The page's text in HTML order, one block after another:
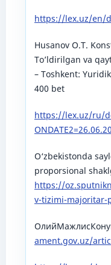
https://lex.uz/en/
Husanov O.Τ.
To’ldirilgan va
– Toshkent:
400 bet
https://lex.uz/ru/
O‘zbekistonda
proporsional
https://
v-tizimi-majoritar-
ament.gov.uz/